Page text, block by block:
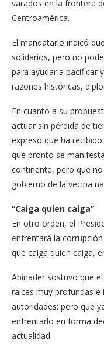
varados en la frontera
Centroamérica.
El mandatario indicó
solidarios, pero no
para ayudar a pacificar
razones históricas,
En cuanto a su
actuar sin pérdida de
expresó que ha
que pronto se
conti­nente, pero que
gobierno de la vecina
“Caiga quien caiga”
En otro orden, el
enfrentará la
que caiga quien caiga,
Abinader sostuvo que
raíces muy profundas e
autoridades; pe­ro que
enfrentarlo en for­ma
actualidad.